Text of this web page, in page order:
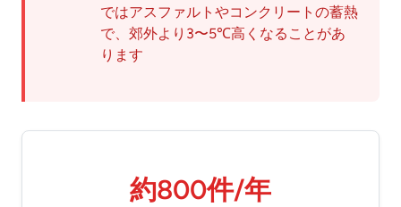
ではアスファルトやコンクリートの蓄熱
で、郊外より3〜5℃高くなることがあ
ります
約800件/年